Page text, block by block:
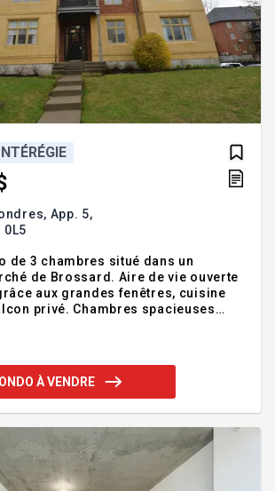
App. 5,
0L5
de 3 chambres situé dans un
de Brossard. Aire de vie ouverte
aux grandes fenêtres, cuisine
privé. Chambres spacieuses
parcs, écoles, Quartier DIX30, REM
:Découvrez un condo
3 chambres situé dans l'un des
serez séduit par l'atmosphère
À VENDRE